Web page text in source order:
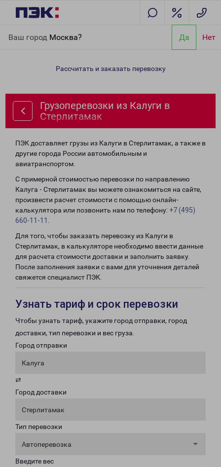
Ваш город Москва? Да Нет
Стерлитамак
Рассчитать и заказать перевозку
Грузоперевозки из Калуги в
Стерлитамак
ПЭК доставляет грузы из Калуги в Стерлитамак, а также в
другие города России автомобильным и
авиатранспортом.
С примерной стоимостью перевозки по направлению
Калуга - Стерлитамак вы можете ознакомиться на сайте,
произвести расчет стоимости с помощью онлайн-
калькулятора или позвонить нам по телефону: +7 (495)
660-11-11
Для того, чтобы заказать перевозку из Калуги в
Стерлитамак, в калькуляторе необходимо ввести данные
для расчета стоимости доставки и заполнить заявку.
После заполнения заявки с вами для уточнения деталей
свяжется специалист ПЭК.
Узнать тариф и срок перевозки
Чтобы узнать тариф, укажите город отправки, город
доставки, тип перевозки и вес груза.
Город отправки
Калуга
⇄
Город доставки
Стерлитамак
Тип перевозки
Автоперевозка
Введите вес